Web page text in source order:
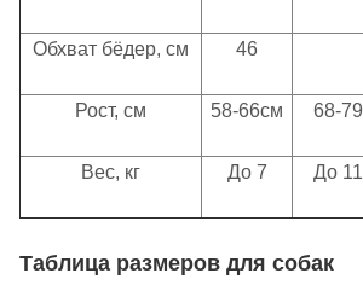
Обхват бёдер, см 46
Рост, см 58-66см 68-79
Вес, кг До 7 До 11
Таблица размеров для собак